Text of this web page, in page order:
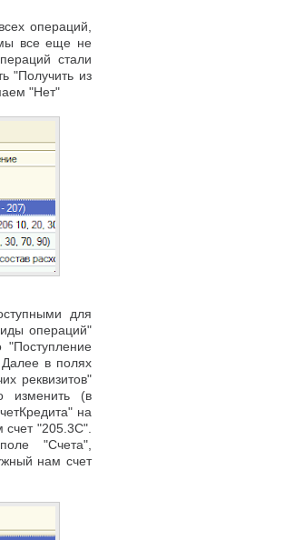
операций,
все еще не
стали
"Получить из
"Нет"
для
операций"
"Поступление
в полях
реквизитов"
изменить (в
на
счет "205.3С".
"Счета",
нам счет